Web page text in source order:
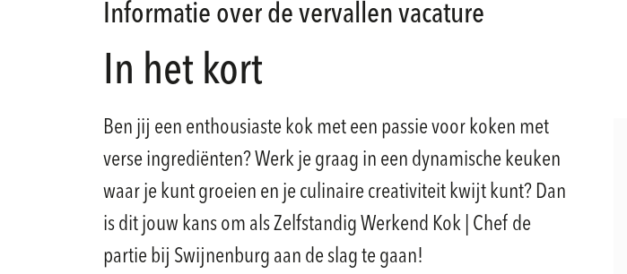
Informatie over de vervallen vacature
In het kort
Ben jij een enthousiaste kok met een passie voor koken met
verse ingrediënten? Werk je graag in een dynamische keuken
waar je kunt groeien en je culinaire creativiteit kwijt kunt? Dan
is dit jouw kans om als Zelfstandig Werkend Kok | Chef de
partie bij Swijnenburg aan de slag te gaan!